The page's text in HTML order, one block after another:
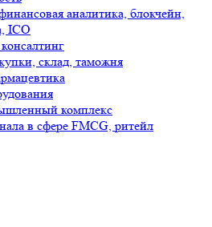
аналитика, блокчейн,
ICO
склад, таможня
комплекс
в сфере FMCG, ритейл